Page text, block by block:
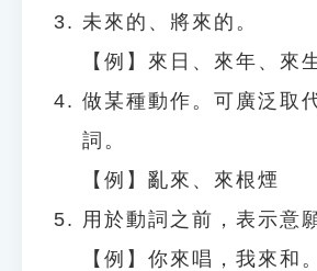
未來的、將來的。
【例】來日、來年、來
做某種動作。可廣泛取
詞。
【例】亂來、來根煙
用於動詞之前，表示意
【例】你來唱，我來和。